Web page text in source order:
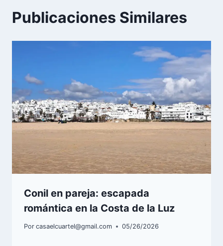
Publicaciones Similares
Conil en pareja: escapada
romántica en la Costa de la Luz
Por casaelcuartel@gmail.com 05/26/2026